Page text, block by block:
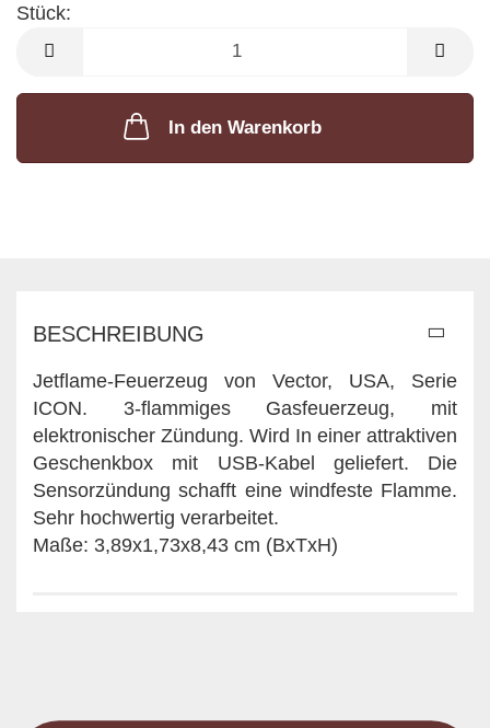
Stück:
Stück
In den Warenkorb
BESCHREIBUNG
Jetflame-Feuerzeug von Vector, USA, Serie
ICON. 3-flammiges Gasfeuerzeug, mit
elektronischer Zündung. Wird In einer attraktiven
Geschenkbox mit USB-Kabel geliefert. Die
Sensorzündung schafft eine windfeste Flamme.
Sehr hochwertig verarbeitet.
Maße: 3,89x1,73x8,43 cm (BxTxH)